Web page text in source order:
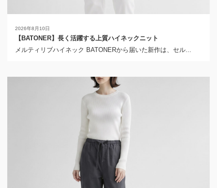
2026年8月10日
【BATONER】長く活躍する上質ハイネックニット
メルティリブハイネック BATONERから届いた新作は、セル...